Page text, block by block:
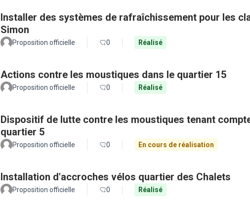
Installer des systèmes de rafraîchissement pour les
Simon
Proposition officielle 0 Réalisé
Actions contre les moustiques dans le quartier 15
Proposition officielle 0 Réalisé
Dispositif de lutte contre les moustiques tenant
quartier 5
Proposition officielle 0 En cours de réalisation
Installation d'accroches vélos quartier des Chalets
Proposition officielle 0 Réalisé